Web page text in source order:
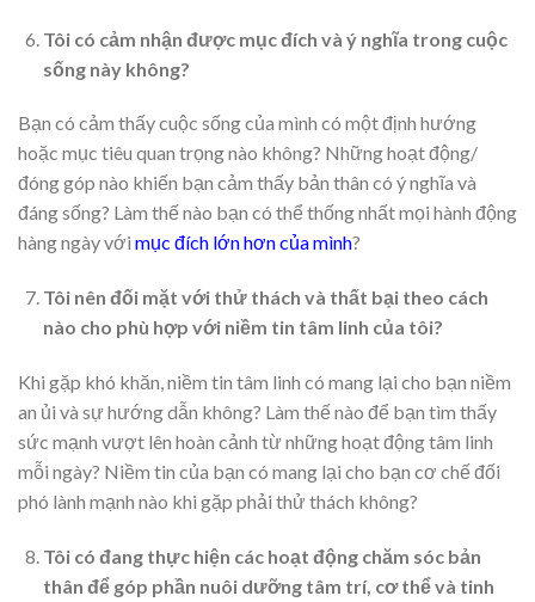
Tôi có cảm nhận được mục đích và ý nghĩa trong cuộc
sống này không?
Bạn có cảm thấy cuộc sống của mình có một định hướng
hoặc mục tiêu quan trọng nào không? Những hoạt động/
đóng góp nào khiến bạn cảm thấy bản thân có ý nghĩa và
đáng sống? Làm thế nào bạn có thể thống nhất mọi hành động
hàng ngày với mục đích lớn hơn của mình?
Tôi nên đối mặt với thử thách và thất bại theo cách
nào cho phù hợp với niềm tin tâm linh của tôi?
Khi gặp khó khăn, niềm tin tâm linh có mang lại cho bạn niềm
an ủi và sự hướng dẫn không? Làm thế nào để bạn tìm thấy
sức mạnh vượt lên hoàn cảnh từ những hoạt động tâm linh
mỗi ngày? Niềm tin của bạn có mang lại cho bạn cơ chế đối
phó lành mạnh nào khi gặp phải thử thách không?
Tôi có đang thực hiện các hoạt động chăm sóc bản
thân để góp phần nuôi dưỡng tâm trí, cơ thể và tinh